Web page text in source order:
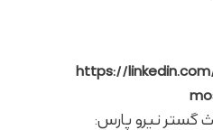
https://
گستر نیرو پارس: